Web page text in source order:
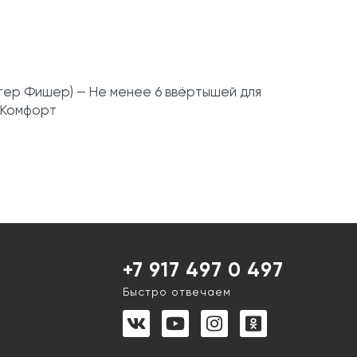
Фишер) — Не менее 6 ввёртышей для
+7 917 497 0 497
Быстро отвечаем